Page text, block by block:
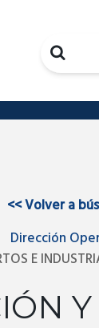
Search
<<Volver a
Dirección
E